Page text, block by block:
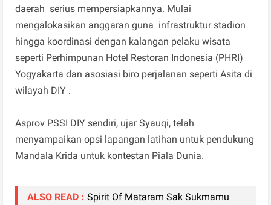
daerah serius mempersiapkannya. Mulai
mengalokasikan anggaran guna infrastruktur stadion
hingga koordinasi dengan kalangan pelaku wisata
seperti Perhimpunan Hotel Restoran Indonesia (PHRI)
Yogyakarta dan asosiasi biro perjalanan seperti Asita di
wilayah DIY .
Asprov PSSI DIY sendiri, ujar Syauqi, telah
menyampaikan opsi lapangan latihan untuk pendukung
Mandala Krida untuk kontestan Piala Dunia.
ALSO READ : Spirit Of Mataram Sak Sukmamu